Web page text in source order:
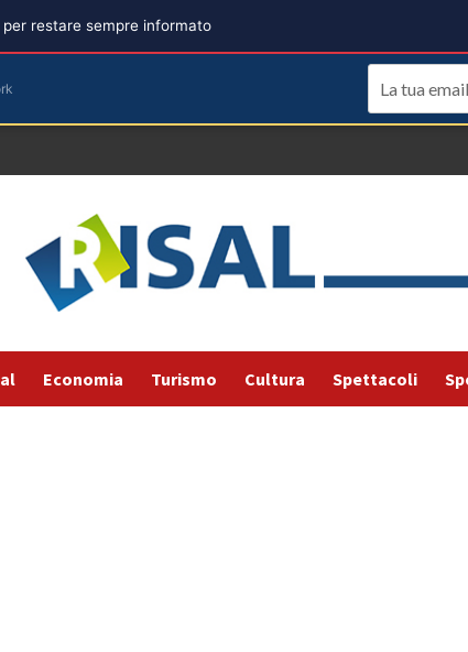
Economia Turismo Cultura Spettacoli
restare sempre informato